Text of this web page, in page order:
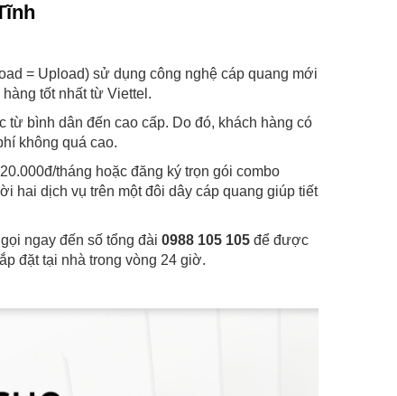
= Upload) sử dụng công nghệ cáp quang mới
tốt nhất từ Viettel.
từ bình dân đến cao cấp. Do đó, khách hàng có
không quá cao.
tháng hoặc đăng ký trọn gói combo
hai dịch vụ trên một đôi dây cáp quang giúp tiết
ngay đến số tổng đài 0988 105 105 để được
đặt tại nhà trong vòng 24 giờ.